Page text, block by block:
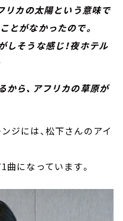
の太陽という意味で
とがなかったので。
そうな感じ！夜ホテル
から、アフリカの草原が
ジには、松下さんのアイ
になっています。